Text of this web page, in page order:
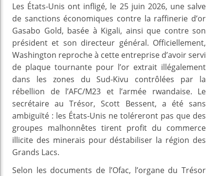
Les États-Unis ont infligé, le 25 juin 2026, une salve
de sanctions économiques contre la raffinerie d’or
Gasabo Gold, basée à Kigali, ainsi que contre son
président et son directeur général. Officiellement,
Washington reproche à cette entreprise d’avoir servi
de plaque tournante pour l’or extrait illégalement
dans les zones du Sud-Kivu contrôlées par la
rébellion de l’AFC/M23 et l’armée rwandaise. Le
secrétaire au Trésor, Scott Bessent, a été sans
ambiguïté : les États-Unis ne toléreront pas que des
groupes malhonnêtes tirent profit du commerce
illicite des minerais pour déstabiliser la région des
Grands Lacs.
Selon les documents de l’Ofac, l’organe du Trésor